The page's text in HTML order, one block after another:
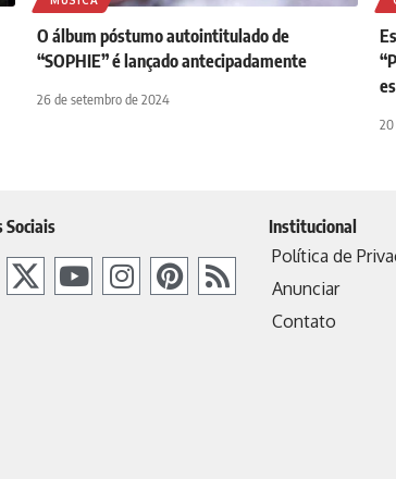
O álbum póstumo autointitulado de
“SOPHIE” é lançado antecipadamente
26 de setembro de 2024
20
Sociais
Institucional
Política de
Anunciar
Contato